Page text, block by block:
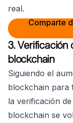
real.
Comparte
3. Verificación
blockchain
Siguiendo el
blockchain para
la verificación
blockchain se